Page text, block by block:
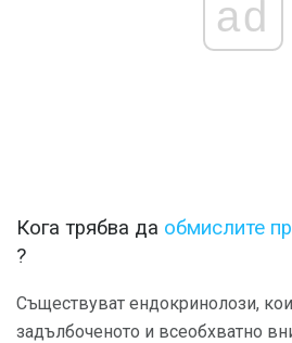
ad
Кога трябва да обмислите
?
Съществуват ендокринолози,
задълбоченото и всеобхватно